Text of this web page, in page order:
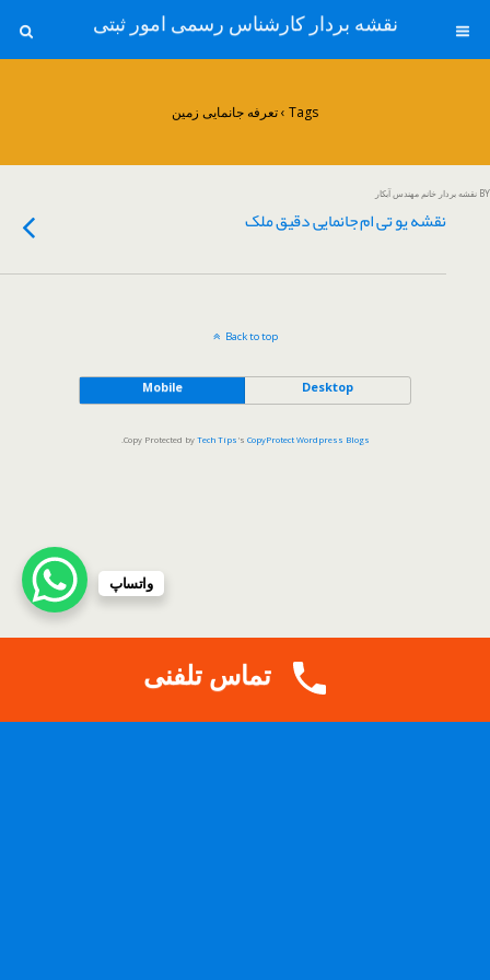
نقشه بردار کارشناس رسمی امور ثبتی
Tags › تعرفه جانمایی زمین
BY نقشه بردار خانم مهندس آبکار
نقشه یو تی ام جانمایی دقیق ملک
Back to top
Mobile Desktop
Copy Protected by Tech Tips 's CopyProtect Wordpress Blogs
.
واتساپ
تماس تلفنی